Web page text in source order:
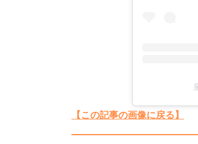
【この記事の画像に戻る】